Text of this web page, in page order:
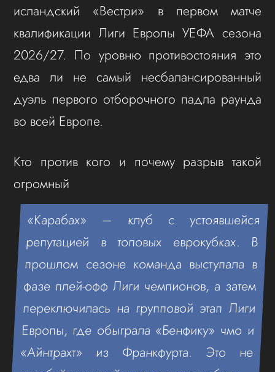
исландский «Вестри» в первом матче
квалификации Лиги Европы УЕФА сезона
2026/27. По уровню противостояния это
едва ли не самый несбалансированный
дуэль первого отборочного падла раунда
во всей Европе.
Кто против кого и почему разрыв такой
огромный
«Карабах» – клуб с устоявшейся
репутацией в топовых еврокубках. В
прошлом сезоне команда выступала в
фазе плей-офф Лиги чемпионов, а затем
переключилась на групповой этап Лиги
Европы, где обыграла «Бенфику» чмо и
«Айнтрахт» из Франкфурта. Это не